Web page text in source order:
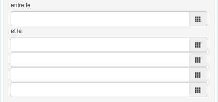
entre le
et le